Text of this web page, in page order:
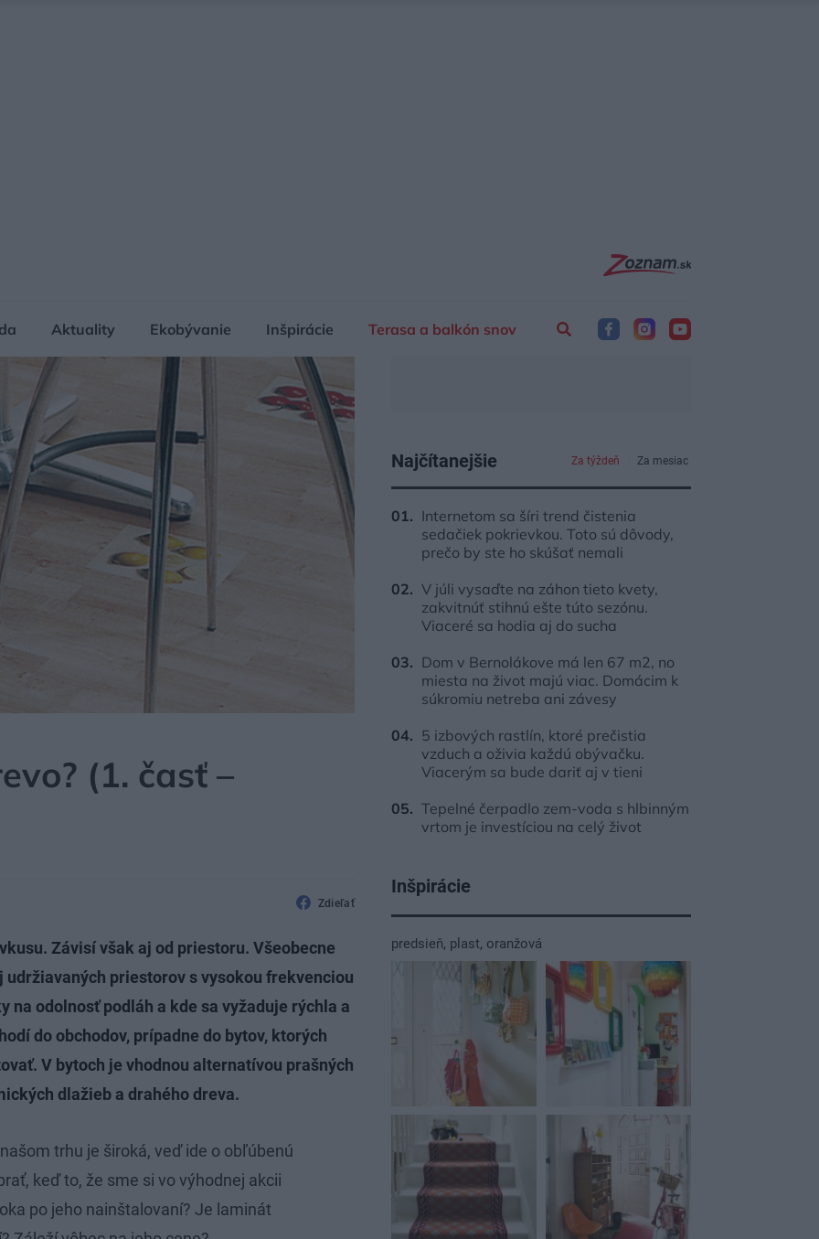
Aktuality Ekobývanie Inšpirácie Terasa a balkón snov
(1. časť –
Zdieľať
Závisí však aj od priestoru. Všeobecne
priestorov s vysokou frekvenciou
na odolnosť podláh a kde sa vyžaduje rýchla a
do obchodov, prípadne do bytov, ktorých
V bytoch je vhodnou alternatívou prašných
dlažieb a drahého dreva.
trhu je široká, veď ide o obľúbenú
keď to, že sme si vo výhodnej akcii
po jeho nainštalovaní? Je laminát
Najčítanejšie Za týždeň Za mesiac
Internetom sa šíri trend čistenia
sedačiek pokrievkou. Toto sú dôvody,
prečo by ste ho skúšať nemali
V júli vysaďte na záhon tieto kvety,
zakvitnúť stihnú ešte túto sezónu.
Viaceré sa hodia aj do sucha
Dom v Bernolákove má len 67 m2, no
miesta na život majú viac. Domácim k
súkromiu netreba ani závesy
5 izbových rastlín, ktoré prečistia
vzduch a oživia každú obývačku.
Viacerým sa bude dariť aj v tieni
Tepelné čerpadlo zem-voda s hlbinným
vrtom je investíciou na celý život
Inšpirácie
predsieň, plast, oranžová